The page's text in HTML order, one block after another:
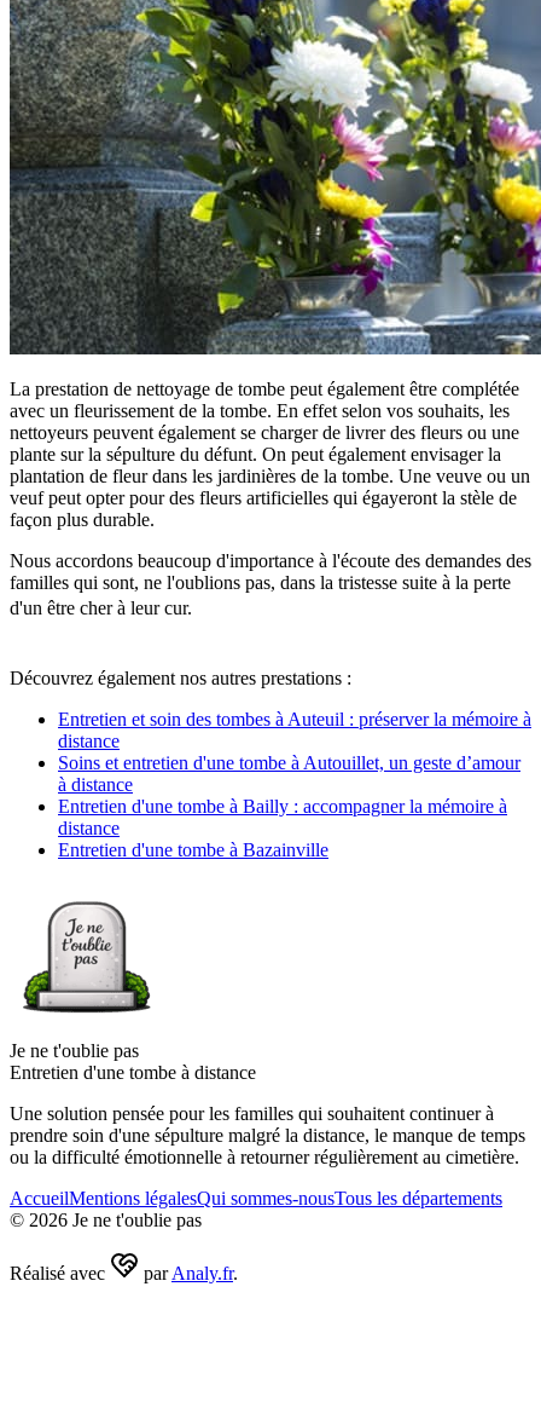
La prestation de nettoyage de tombe peut également être complétée
avec un fleurissement de la tombe. En effet selon vos souhaits, les
nettoyeurs peuvent également se charger de livrer des fleurs ou une
plante sur la sépulture du défunt. On peut également envisager la
plantation de fleur dans les jardinières de la tombe. Une veuve ou un
veuf peut opter pour des fleurs artificielles qui égayeront la stèle de
façon plus durable.
Nous accordons beaucoup d'importance à l'écoute des demandes des
familles qui sont, ne l'oublions pas, dans la tristesse suite à la perte
d'un être cher à leur cur.
Découvrez également nos autres prestations :
Entretien et soin des tombes à Auteuil : préserver la mémoire à
distance
Soins et entretien d'une tombe à Autouillet, un geste d’amour
à distance
Entretien d'une tombe à Bailly : accompagner la mémoire à
distance
Entretien d'une tombe à Bazainville
Je ne t'oublie pas
Entretien d'une tombe à distance
Une solution pensée pour les familles qui souhaitent continuer à
prendre soin d'une sépulture malgré la distance, le manque de temps
ou la difficulté émotionnelle à retourner régulièrement au cimetière.
AccueilMentions légalesQui sommes-nousTous les départements
© 2026 Je ne t'oublie pas
Réalisé avec par Analy.fr.